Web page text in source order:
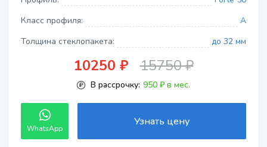
Класс профиля:
A
Толщина стеклопакета:
до 32 мм
10250 ₽ 15750 ₽
В рассрочку: 950 ₽ в мес.
WhatsApp
Узнать цену